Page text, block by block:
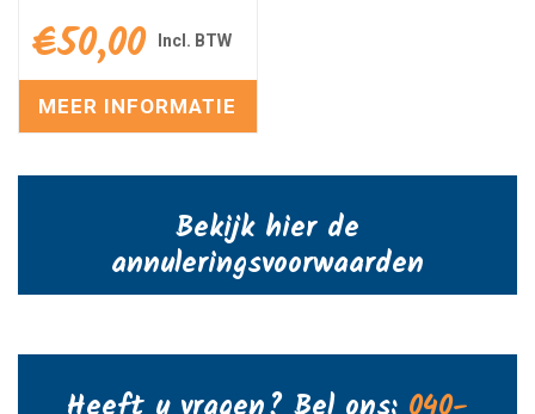
€50,00
MEER INFORMATIE
Bekijk hier de
annuleringsvoorwaarden